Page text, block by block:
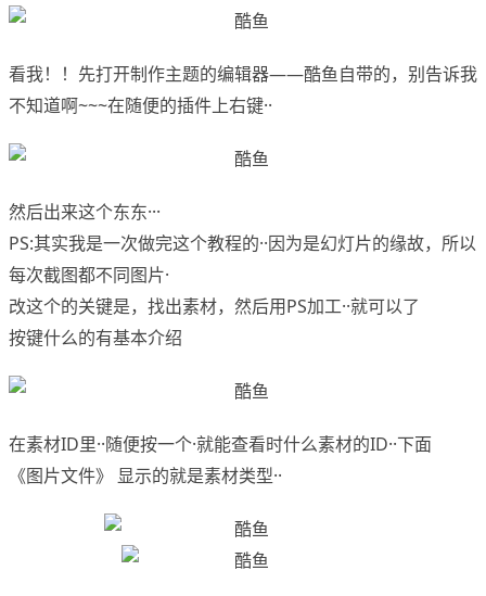
看我！！先打开制作主题的编辑器——酷鱼自带的，别告诉我
不知道啊~~~在随便的插件上右键··
然后出来这个东东···
PS:其实我是一次做完这个教程的··因为是幻灯片的缘故，所以
每次截图都不同图片·
改这个的关键是，找出素材，然后用PS加工··就可以了
按键什么的有基本介绍
在素材ID里··随便按一个·就能查看时什么素材的ID··下面
《图片文件》 显示的就是素材类型··